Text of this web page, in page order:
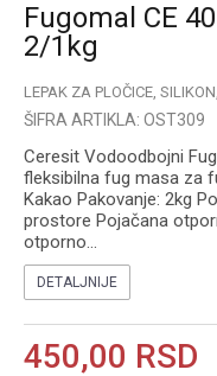
Fugomal CE
2/1kg
LEPAK ZA PLOČICE,
ŠIFRA ARTIKLA: OST309
Ceresit Vodoodbojni
fleksibilna fug masa za
Kakao Pakovanje: 2kg
prostore Pojačana
otporno...
DETALJNIJE
450,00 RSD